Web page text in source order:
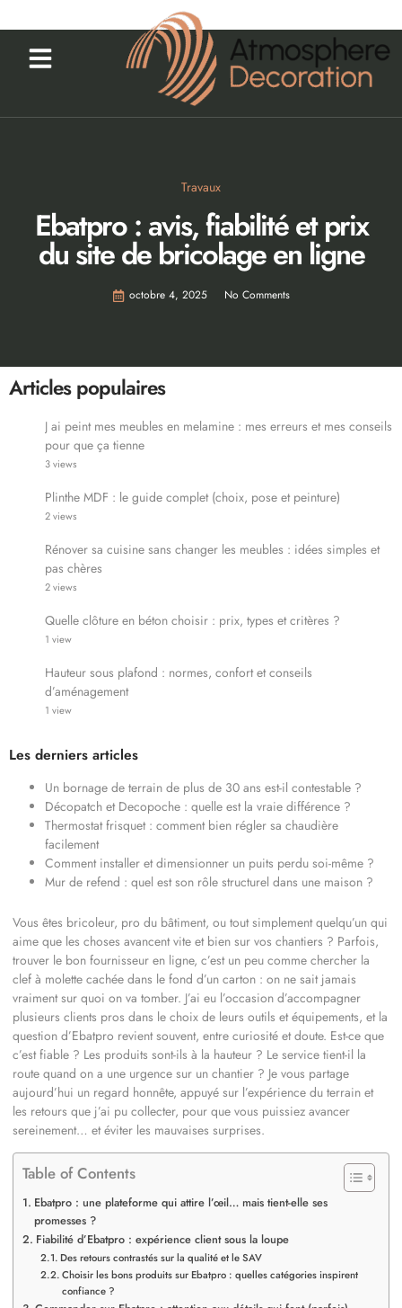
Travaux
Ebatpro : avis, fiabilité et prix
du site de bricolage en ligne
octobre 4, 2025 No Comments
Vous êtes bricoleur, pro du bâtiment, ou tout simplement quelqu’un qui
aime que les choses avancent vite et bien sur vos chantiers ? Parfois,
trouver le bon fournisseur en ligne, c’est un peu comme chercher la
clef à molette cachée dans le fond d’un carton : on ne sait jamais
vraiment sur quoi on va tomber. J’ai eu l’occasion d’accompagner
plusieurs clients pros dans le choix de leurs outils et équipements, et la
question d’Ebatpro revient souvent, entre curiosité et doute. Est-ce que
c’est fiable ? Les produits sont-ils à la hauteur ? Le service tient-il la
route quand on a une urgence sur un chantier ? Je vous partage
aujourd’hui un regard honnête, appuyé sur l’expérience du terrain et
les retours que j’ai pu collecter, pour que vous puissiez avancer
sereinement… et éviter les mauvaises surprises.
Table of Contents
Ebatpro : une plateforme qui attire l’œil… mais tient-elle ses
promesses ?
Fiabilité d’Ebatpro : expérience client sous la loupe
Des retours contrastés sur la qualité et le SAV
Choisir les bons produits sur Ebatpro : quelles catégories inspirent
confiance ?
Articles populaires
J ai peint mes meubles en melamine : mes erreurs et mes conseils
pour que ça tienne
3 views
Plinthe MDF : le guide complet (choix, pose et peinture)
2 views
Rénover sa cuisine sans changer les meubles : idées simples et
pas chères
2 views
Quelle clôture en béton choisir : prix, types et critères ?
1 view
Hauteur sous plafond : normes, confort et conseils
d’aménagement
1 view
Les derniers articles
Un bornage de terrain de plus de 30 ans est-il contestable ?
Décopatch et Decopoche : quelle est la vraie différence ?
Thermostat frisquet : comment bien régler sa chaudière
facilement
Comment installer et dimensionner un puits perdu soi-même ?
Mur de refend : quel est son rôle structurel dans une maison ?